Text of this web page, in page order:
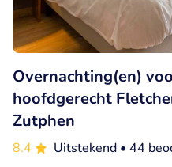
Overnachting(en)
hoofdgerecht
Zutphen
8.4 Uitstekend • 44